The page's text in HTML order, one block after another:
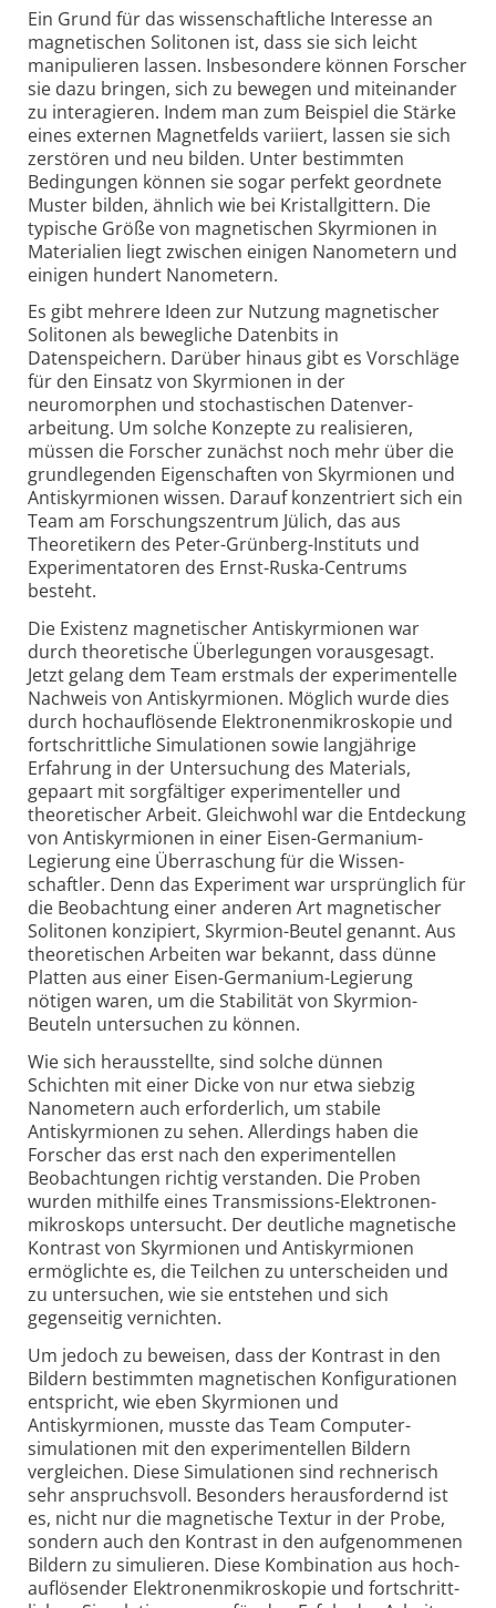
Ein Grund für das wissen­schaftliche Interesse an
magnetischen Solitonen ist, dass sie sich leicht
manipulieren lassen. Insbesondere können Forscher
sie dazu bringen, sich zu bewegen und miteinander
zu interagieren. Indem man zum Beispiel die Stärke
eines externen Magnetfelds variiert, lassen sie sich
zerstören und neu bilden. Unter bestimmten
Bedingungen können sie sogar perfekt geordnete
Muster bilden, ähnlich wie bei Kristall­gittern. Die
typische Größe von magnetischen Skyrmionen in
Materialien liegt zwischen einigen Nanometern und
einigen hundert Nanometern.
Es gibt mehrere Ideen zur Nutzung magnetischer
Solitonen als bewegliche Datenbits in
Datenspeichern. Darüber hinaus gibt es Vorschläge
für den Einsatz von Skyrmionen in der
neuromorphen und stochastischen Daten­ver­
arbeitung. Um solche Konzepte zu realisieren,
müssen die Forscher zunächst noch mehr über die
grund­legenden Eigen­schaften von Skyrmionen und
Antiskyrmionen wissen. Darauf konzentriert sich ein
Team am Forschungs­zentrum Jülich, das aus
Theoretikern des Peter-Grünberg-Instituts und
Experi­men­tatoren des Ernst-Ruska-Centrums
besteht.
Die Existenz magnetischer Antiskyrmionen war
durch theoretische Über­legungen voraus­gesagt.
Jetzt gelang dem Team erstmals der experi­mentelle
Nachweis von Antiskyrmionen. Möglich wurde dies
durch hoch­auf­lösende Elektronen­mikroskopie und
fort­schritt­liche Simulationen sowie lang­jährige
Erfahrung in der Unter­suchung des Materials,
gepaart mit sorgfältiger experi­menteller und
theoretischer Arbeit. Gleichwohl war die Entdeckung
von Antiskyrmionen in einer Eisen-Germanium-
Legierung eine Überraschung für die Wissen­
schaftler. Denn das Experiment war ursprünglich für
die Beobachtung einer anderen Art magnetischer
Solitonen konzipiert, Skyrmion-Beutel genannt. Aus
theoretischen Arbeiten war bekannt, dass dünne
Platten aus einer Eisen-Germanium-Legierung
nötigen waren, um die Stabilität von Skyrmion-
Beuteln untersuchen zu können.
Wie sich heraus­stellte, sind solche dünnen
Schichten mit einer Dicke von nur etwa siebzig
Nanometern auch erforderlich, um stabile
Antiskyrmionen zu sehen. Allerdings haben die
Forscher das erst nach den experi­men­tellen
Beobachtungen richtig verstanden. Die Proben
wurden mithilfe eines Transmissions-Elektronen­
mikroskops untersucht. Der deutliche magnetische
Kontrast von Skyrmionen und Antiskyrmionen
ermöglichte es, die Teilchen zu unterscheiden und
zu untersuchen, wie sie entstehen und sich
gegenseitig vernichten.
Um jedoch zu beweisen, dass der Kontrast in den
Bildern bestimmten magnetischen Konfigu­ra­tionen
entspricht, wie eben Skyrmionen und
Antiskyrmionen, musste das Team Computer­
simulationen mit den experi­men­tellen Bildern
vergleichen. Diese Simulationen sind rechnerisch
sehr anspruchsvoll. Besonders heraus­fordernd ist
es, nicht nur die magnetische Textur in der Probe,
sondern auch den Kontrast in den aufgenommenen
Bildern zu simulieren. Diese Kombination aus hoch­
auf­lösender Elektronen­mikroskopie und fort­schritt­